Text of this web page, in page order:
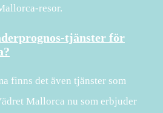
resor.
tjänster för
finns det även tjänster som
Mallorca nu som erbjuder